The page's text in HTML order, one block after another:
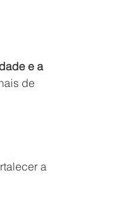
e a
de
a